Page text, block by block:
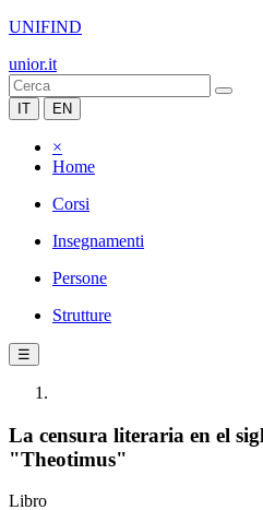
UNIFIND
unior.it
IT EN
×
Home
Corsi
Insegnamenti
Persone
Strutture
☰
La censura literaria en el
"Theotimus"
Libro